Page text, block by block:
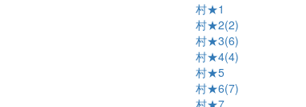
村★1
村★2(2)
村★3(6)
村★4(4)
村★5
村★6(7)
村★7